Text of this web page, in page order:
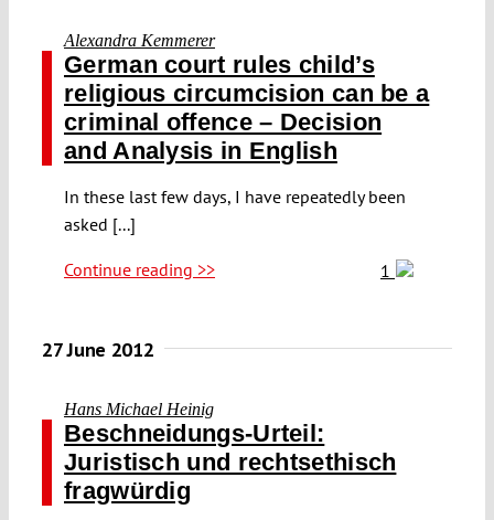
Alexandra Kemmerer
German court rules child’s
religious circumcision can be a
criminal offence – Decision
and Analysis in English
In these last few days, I have repeatedly been
asked [...]
Continue reading >> 1
27 June 2012
Hans Michael Heinig
Beschneidungs-Urteil:
Juristisch und rechtsethisch
fragwürdig